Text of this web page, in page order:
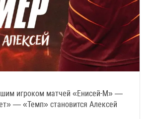
игроком матчей «Енисей-М» —
— «Темп» становится Алексей